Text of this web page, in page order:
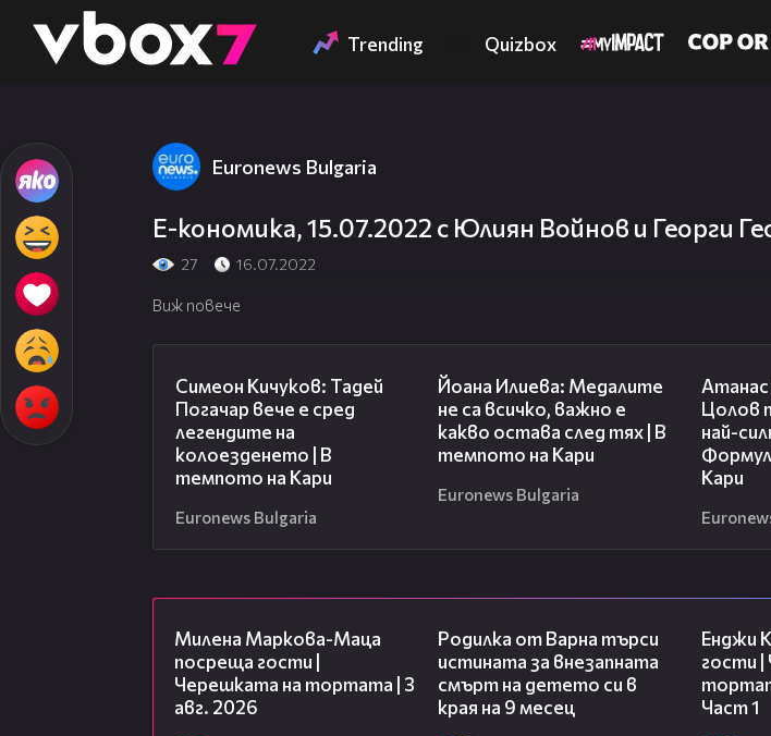
👾 Trending Quizbox
Euronews Bulgaria
Е-кономика, 15.07.2022 с Юлиян Войнов и Георги
27 16.07.2022
Виж повече
Симеон Кичуков: Тадей
Погачар вече е сред
легендите на
колоезденето | В
темпото на Кари
Euronews Bulgaria
Йоана Илиева: Медалите
не са всичко, важно е
какво остава след тях | В
темпото на Кари
Euronews Bulgaria
Цолов
най-
Кари
Милена Маркова-Маца
посреща гости |
Черешката на тортата | 3
авг. 2026
Родилка от Варна търси
истината за внезапната
смърт на детето си в
края на 9 месец
Енджи
гости
Част 1